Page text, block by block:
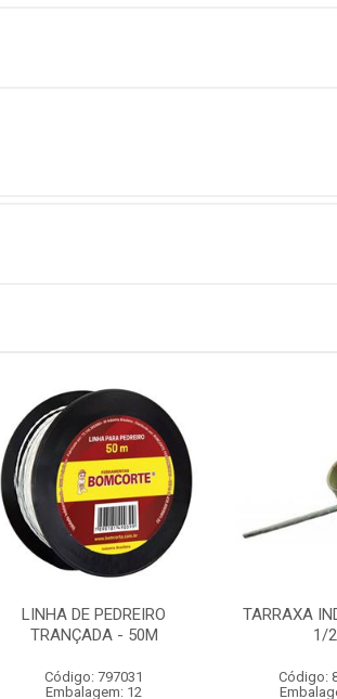
LINHA DE PEDREIRO
TRANÇADA - 50M
Código: 797031
Embalagem: 12
TARRAXA
1/
Código: